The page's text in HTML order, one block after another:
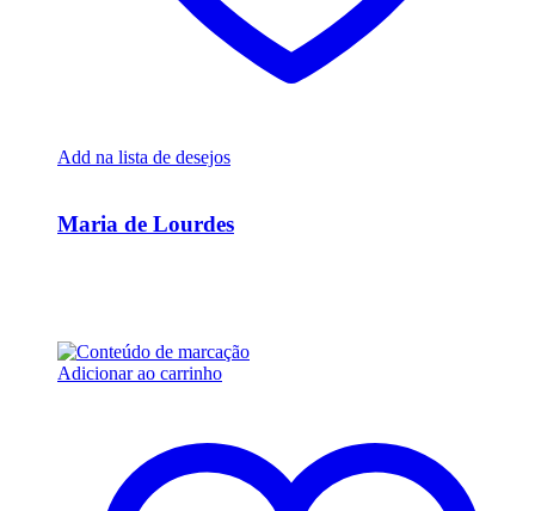
Add na lista de desejos
Maria de Lourdes
Adicionar ao carrinho